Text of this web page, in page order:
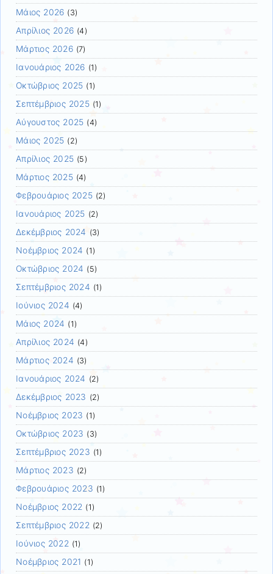
Μάιος 2026 (3)
Απρίλιος 2026 (4)
Μάρτιος 2026(7)
Ιανουάριος 2026 (1)
Οκτώβριος 2025 (1)
Σεπτέμβριος 2025(1)
Αύγουστος 2025 (4)
Μάιος 2025 (2)
Απρίλιος 2025 (5)
Μάρτιος 2025(4)
Φεβρουάριος 2025(2)
Ιανουάριος 2025 (2)
Δεκέμβριος 2024 (3)
Νοέμβριος 2024 (1)
Οκτώβριος 2024 (5)
Σεπτέμβριος 2024 (1)
Ιούνιος 2024 (4)
Μάιος 2024 (1)
Απρίλιος 2024 (4)
Μάρτιος 2024 (3)
Ιανουάριος 2024 (2)
Δεκέμβριος 2023 (2)
Νοέμβριος 2023 (1)
Οκτώβριος 2023 (3)
Σεπτέμβριος 2023 (1)
Μάρτιος 2023 (2)
Φεβρουάριος 2023 (1)
Νοέμβριος 2022 (1)
Σεπτέμβριος 2022 (2)
Ιούνιος 2022 (1)
Νοέμβριος 2021 (1)